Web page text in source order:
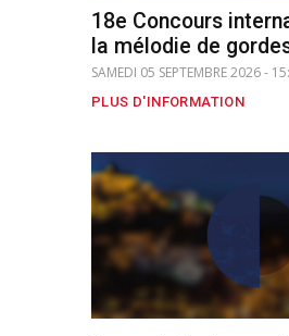
18e Concours
la mélodie de
SAMEDI 05 SEPTEMBRE 2026 -
PLUS D'INFORMATION